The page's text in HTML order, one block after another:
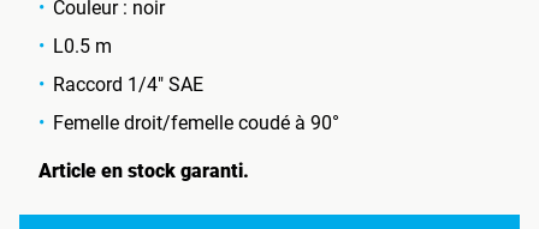
Couleur : noir
L0.5 m
Raccord 1/4" SAE
Femelle droit/femelle coudé à 90°
Article en stock garanti.